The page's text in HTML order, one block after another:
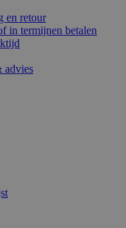
en retour
in termijnen betalen
advies